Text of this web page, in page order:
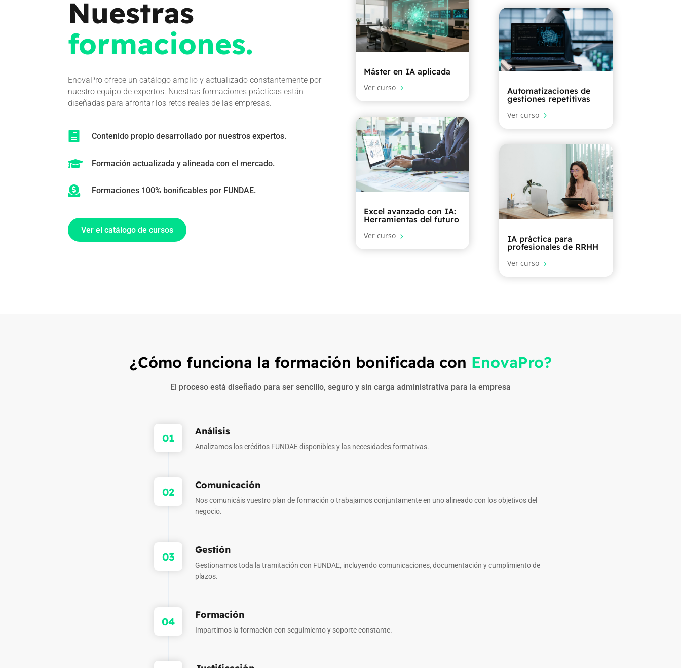
Nuestras
formaciones.
EnovaPro ofrece un catálogo amplio y actualizado constantemente por
nuestro equipo de expertos. Nuestras formaciones prácticas están
diseñadas para afrontar los retos reales de las empresas.
 Contenido propio desarrollado por nuestros expertos.
 Formación actualizada y alineada con el mercado.
 Formaciones 100% bonificables por FUNDAE.
Ver el catálogo de cursos
Máster en IA aplicada
Ver curso 5
Excel avanzado con IA:
Herramientas del futuro
Ver curso 5
Automatizaciones de
gestiones repetitivas
Ver curso 5
IA práctica para
profesionales de RRHH
Ver curso 5
¿Cómo funciona la formación bonificada con EnovaPro?
El proceso está diseñado para ser sencillo, seguro y sin carga administrativa para la empresa
01
Análisis
Analizamos los créditos FUNDAE disponibles y las necesidades formativas.
02
Comunicación
Nos comunicáis vuestro plan de formación o trabajamos conjuntamente en uno alineado con los objetivos del
negocio.
03
Gestión
Gestionamos toda la tramitación con FUNDAE, incluyendo comunicaciones, documentación y cumplimiento de
plazos.
04
Formación
Impartimos la formación con seguimiento y soporte constante.